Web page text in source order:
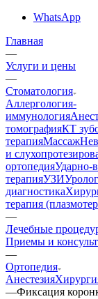
WhatsApp
Главная
—
Услуги и цены
—
Стоматология
Аллергология-
иммунология
томографияКТ
терапияМассаж
и
ортопедияУдарно-
терапияУЗИ
диагностика
терапия
—
Лечебные
Приемы и
—
Ортопедия
Анестезия
—Фиксация